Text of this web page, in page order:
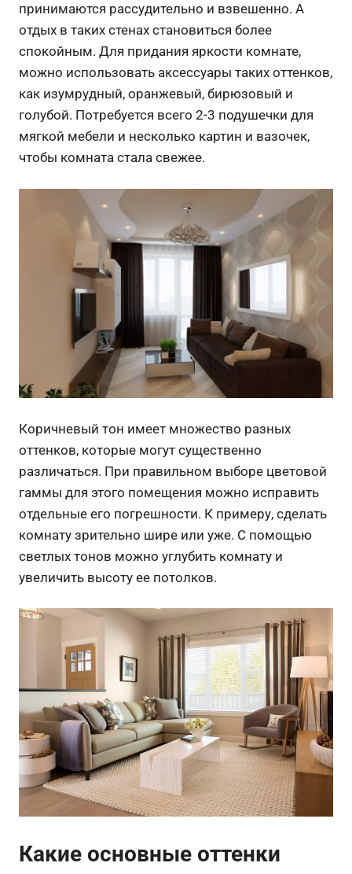
принимаются рассудительно и взвешенно. А
отдых в таких стенах становиться более
спокойным. Для придания яркости комнате,
можно использовать аксессуары таких оттенков,
как изумрудный, оранжевый, бирюзовый и
голубой. Потребуется всего 2-3 подушечки для
мягкой мебели и несколько картин и вазочек,
чтобы комната стала свежее.
Коричневый тон имеет множество разных
оттенков, которые могут существенно
различаться. При правильном выборе цветовой
гаммы для этого помещения можно исправить
отдельные его погрешности. К примеру, сделать
комнату зрительно шире или уже. С помощью
светлых тонов можно углубить комнату и
увеличить высоту ее потолков.
Какие основные оттенки